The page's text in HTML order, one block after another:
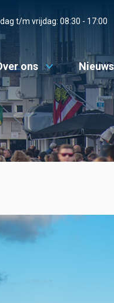
t/m vrijdag: 08:30 - 17:00
ons Nieuws
Werken
Advies
Digitale
Over ons
Nieuws